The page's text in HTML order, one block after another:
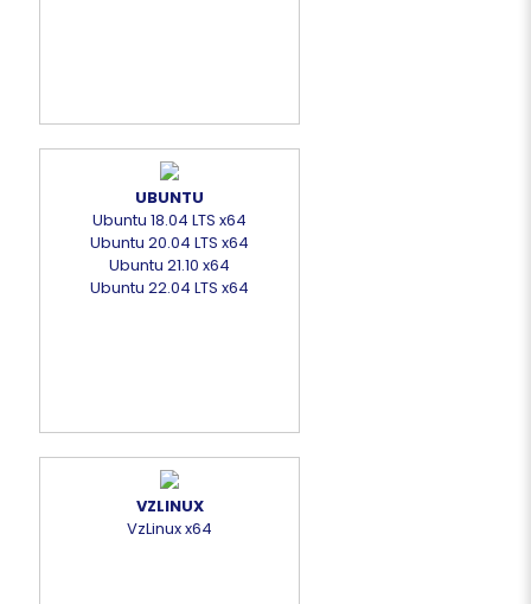
UBUNTU
Ubuntu 18.04 LTS x64
Ubuntu 20.04 LTS x64
Ubuntu 21.10 x64
Ubuntu 22.04 LTS x64
VZLINUX
VzLinux x64